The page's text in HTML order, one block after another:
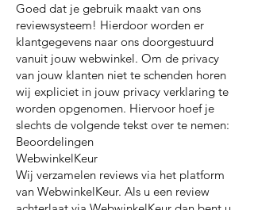
Goed dat je gebruik maakt van ons
reviewsysteem! Hierdoor worden er
klantgegevens naar ons doorgestuurd
vanuit jouw webwinkel. Om de privacy
van jouw klanten niet te schenden horen
wij expliciet in jouw privacy verklaring te
worden opgenomen. Hiervoor hoef je
slechts de volgende tekst over te nemen:
Beoordelingen
WebwinkelKeur
Wij verzamelen reviews via het platform
van WebwinkelKeur. Als u een review